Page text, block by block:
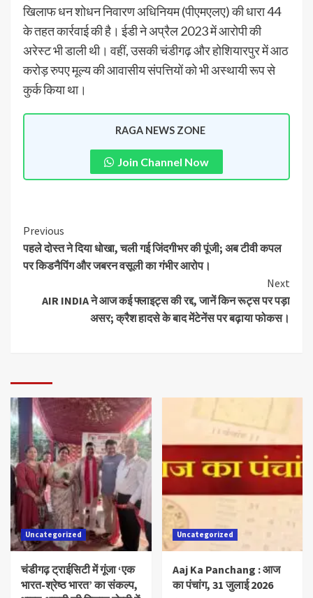
खिलाफ धन शोधन निवारण अधिनियम (पीएमएलए) की धारा 44
के तहत कार्रवाई की है। ईडी ने अप्रैल 2023 में आरोपी की
अरेस्ट भी डाली थी। वहीं, उसकी चंडीगढ़ और होशियारपुर में आठ
करोड़ रुपए मूल्य की आवासीय संपत्तियों को भी अस्थायी रूप से
कुर्क किया था।
RAGA NEWS ZONE
Join Channel Now
Previous
पहले दोस्त ने दिया धोखा, चली गई जिंदगीभर की पूंजी; अब टीवी कपल
पर किडनैपिंग और जबरन वसूली का गंभीर आरोप।
Next
AIR INDIA ने आज कई फ्लाइट्स की रद्द, जानें किन रूट्स पर पड़ा
असर; क्रैश हादसे के बाद मेंटेनेंस पर बढ़ाया फोकस।
Uncategorized
चंडीगढ़ ट्राईसिटी में गूंजा ‘एक
भारत-श्रेष्ठ भारत’ का संकल्प,
Uncategorized
Aaj Ka Panchang : आज
का पंचांग, 31 जुलाई 2026